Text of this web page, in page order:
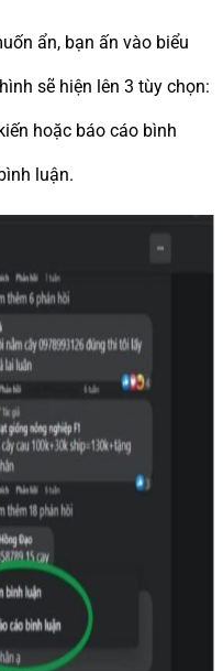
ẩn, bạn ấn vào biểu
sẽ hiện lên 3 tùy chọn:
hoặc báo cáo bình
luận.